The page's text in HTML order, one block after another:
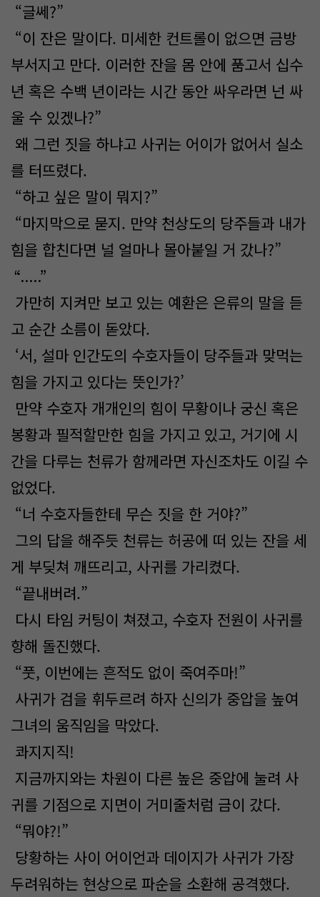
“글쎄?”
“이 잔은 말이다. 미세한 컨트롤이 없으면 금방
부서지고 만다. 이러한 잔을 몸 안에 품고서 십수
년 혹은 수백 년이라는 시간 동안 싸우라면 넌 싸
울 수 있겠나?”
왜 그런 짓을 하냐고 사귀는 어이가 없어서 실소
를 터뜨렸다.
“하고 싶은 말이 뭐지?”
“마지막으로 묻지. 만약 천상도의 당주들과 내가
힘을 합친다면 널 얼마나 몰아붙일 거 갔나?”
“.....”
가만히 지켜만 보고 있는 예환은 은류의 말을 듣
고 순간 소름이 돋았다.
‘서, 설마 인간도의 수호자들이 당주들과 맞먹는
힘을 가지고 있다는 뜻인가?’
만약 수호자 개개인의 힘이 무황이나 궁신 혹은
봉황과 필적할만한 힘을 가지고 있고, 거기에 시
간을 다루는 천류가 함께라면 자신조차도 이길 수
없었다.
“너 수호자들한테 무슨 짓을 한 거야?”
그의 답을 해주듯 천류는 허공에 떠 있는 잔을 세
게 부딪쳐 깨뜨리고, 사귀를 가리켰다.
“끝내버려.”
다시 타임 커팅이 쳐졌고, 수호자 전원이 사귀를
향해 돌진했다.
“풋, 이번에는 흔적도 없이 죽여주마!”
사귀가 검을 휘두르려 하자 신의가 중압을 높여
그녀의 움직임을 막았다.
콰지지직!
지금까지와는 차원이 다른 높은 중압에 눌려 사
귀를 기점으로 지면이 거미줄처럼 금이 갔다.
“뭐야?!”
당황하는 사이 어이언과 데이지가 사귀가 가장
두려워하는 현상으로 파순을 소환해 공격했다.